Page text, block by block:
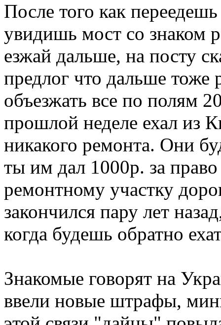
После того как
увидишь мост со знаком
езжай дальше, на посту
предлог что дальше
объезжать все по полям
прошлой неделе ехал из
никакого ремонта. Они
ты им дал 1000р. за
ремонтному участку
закончился пару лет
когда будешь обратно
Знакомые говорят на
ввели новые штрафы,